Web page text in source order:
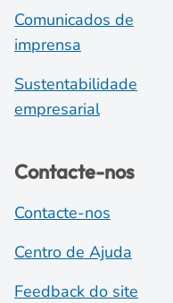
Comunicados de
imprensa
Sustentabilidade
empresarial
Contacte-nos
Contacte-nos
Centro de Ajuda
Feedback do site